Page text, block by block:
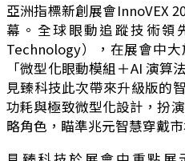
亞洲指標新創展會InnoVEX
幕。全球眼動追蹤技術領
Technology），在展會中
「微型化眼動模組＋AI 演算
見臻科技此次帶來升級版的
功耗與極致微型化設計，扮
略角色，瞄準兆元智慧穿戴